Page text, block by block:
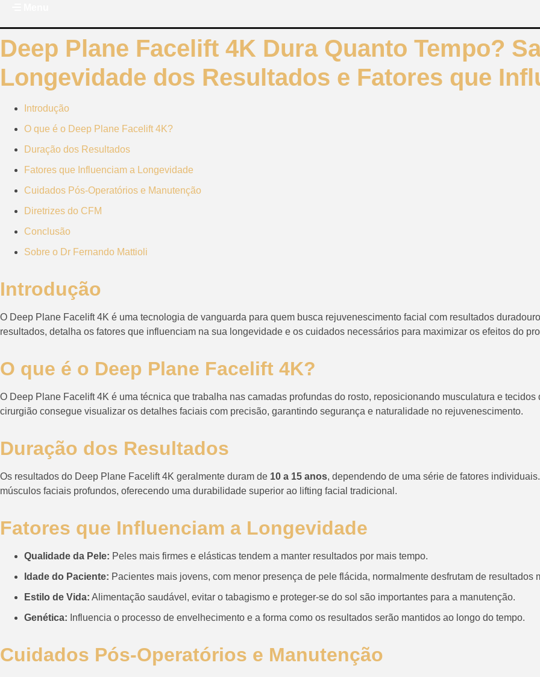
conteúdo
Deep Plane Facelift 4K Dura Quanto Tempo?
Longevidade dos Resultados e Fatores que
Introdução
O que é o Deep Plane Facelift 4K?
Duração dos Resultados
Fatores que Influenciam a Longevidade
Cuidados Pós-Operatórios e Manutenção
Diretrizes do CFM
Conclusão
Sobre o Dr Fernando Mattioli
Introdução
O Deep Plane Facelift 4K é uma tecnologia de vanguarda para quem busca rejuvenescimento facial com resultados
resultados, detalha os fatores que influenciam na sua longevidade e os cuidados necessários para maximizar os efeitos do
O que é o Deep Plane Facelift 4K?
O Deep Plane Facelift 4K é uma técnica que trabalha nas camadas profundas do rosto, reposicionando musculatura e
cirurgião consegue visualizar os detalhes faciais com precisão, garantindo segurança e naturalidade no rejuvenescimento.
Duração dos Resultados
Os resultados do Deep Plane Facelift 4K geralmente duram de 10 a 15 anos, dependendo de uma série de fatores
músculos faciais profundos, oferecendo uma durabilidade superior ao lifting facial tradicional.
Fatores que Influenciam a Longevidade
Qualidade da Pele: Peles mais firmes e elásticas tendem a manter resultados por mais tempo.
Idade do Paciente: Pacientes mais jovens, com menor presença de pele flácida, normalmente desfrutam de resultados
Estilo de Vida: Alimentação saudável, evitar o tabagismo e proteger-se do sol são importantes para a manutenção.
Genética: Influencia o processo de envelhecimento e a forma como os resultados serão mantidos ao longo do tempo.
Cuidados Pós-Operatórios e Manutenção